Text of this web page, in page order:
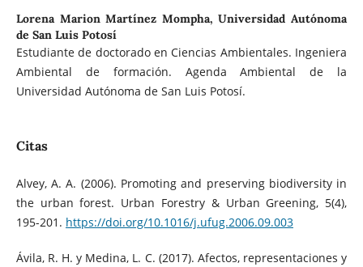
Lorena Marion Martínez Mompha,Universidad Autónoma
de San Luis Potosí
Estudiante de doctorado en Ciencias Ambientales. Ingeniera
Ambiental de formación. Agenda Ambiental de la
Universidad Autónoma de San Luis Potosí.
Citas
Alvey, A. A. (2006). Promoting and preserving biodiversity in
the urban forest. Urban Forestry & Urban Greening, 5(4),
195-201. https://doi.org/10.1016/j.ufug.2006.09.003
Ávila, R. H. y Medina, L. C. (2017). Afectos, representaciones y